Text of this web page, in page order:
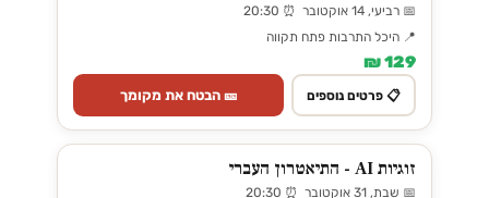
📅 רביעי, 14 אוקטובר ⏰ 20:30
📍 היכל התרבות פתח תקווה
129 ₪
📋 פרטים נוספים 🎫 הבטח את מקומך
זוגיות AI - התיאטרון העברי
📅 שבת, 31 אוקטובר ⏰ 20:30